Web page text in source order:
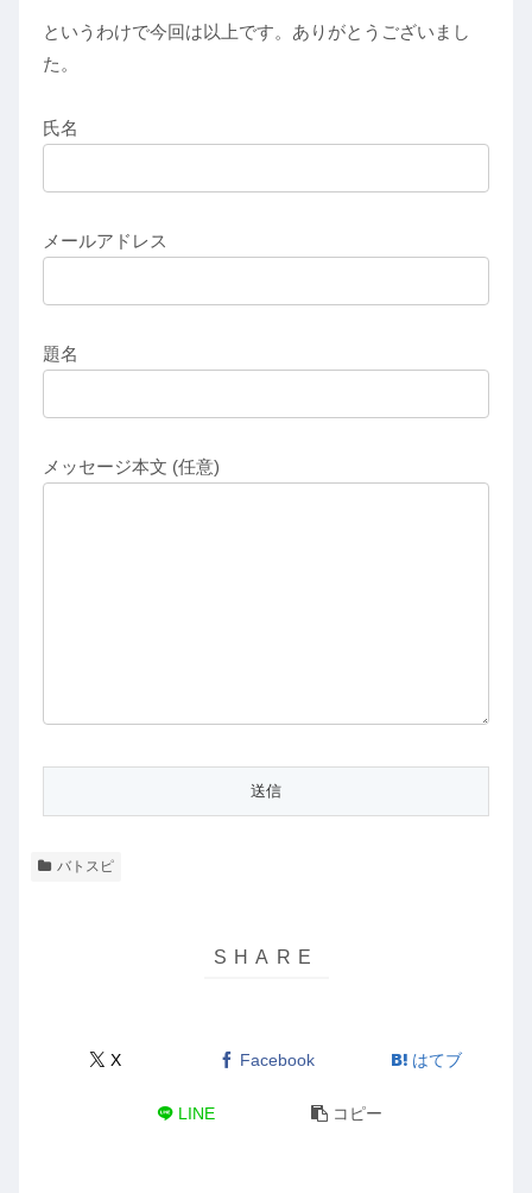
というわけで今回は以上です。ありがとうございまし
た。
氏名
メールアドレス
題名
メッセージ本文 (任意)
バトスピ
X Facebook はてブ
LINE コピー